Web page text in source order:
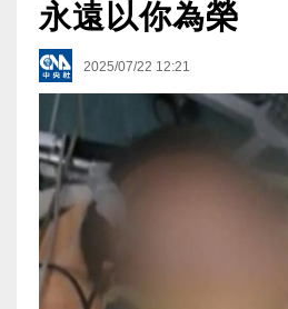
永遠以你為榮
2025/07/22 12:21